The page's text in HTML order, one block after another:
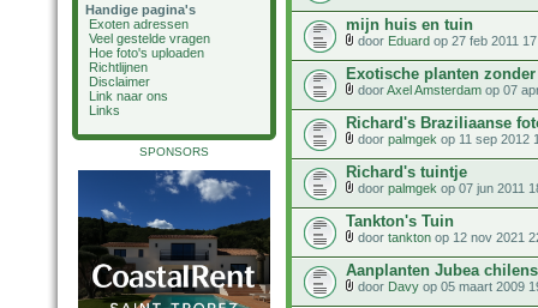
Handige pagina's
Exoten adressen
Veel gestelde vragen
Hoe foto's uploaden
Richtlijnen
Disclaimer
Link naar ons
Links
SPONSORS
mijn huis en tuin
door Eduard op 27 feb 2011
Exotische planten
doorAxel Amsterdam op 07
Richard's Braziliaanse
door palmgek op 11 sep 2012
Richard's tuintje
door palmgek op 07 jun 2011
Tankton's Tuin
door tankton op 12 nov 2021
Aanplanten Jubea
door Davy op 05 maart 2009